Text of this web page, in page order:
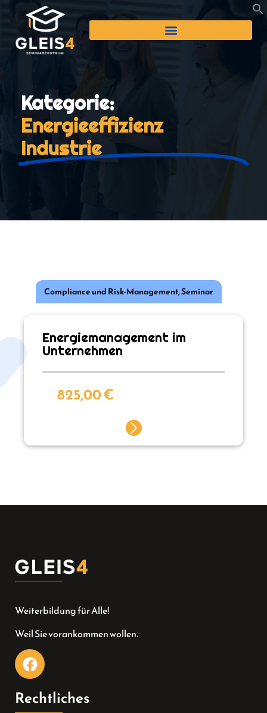
Kategorie:
Energieeffizienz
Industrie
Compliance und Risk-Management,Seminar
Energiemanagement im
Unternehmen
825,00€
Weiterbildung für Alle!
Weil Sie vorankommen wollen.
Rechtliches